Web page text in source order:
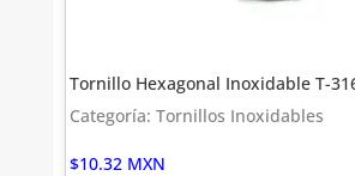
Tornillo Hexagonal Inoxidable T-
Categoría: Tornillos Inoxidables
$10.32 MXN